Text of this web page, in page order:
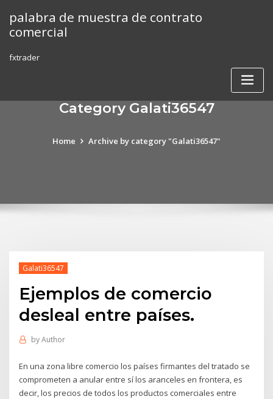
content
palabra de muestra de contrato
comercial
fxtrader
Category Galati36547
Home Archive by category "Galati36547"
Galati36547
Ejemplos de comercio
desleal entre países.
byAuthor
En una zona libre comercio los países firmantes del tratado se
comprometen a anular entre sí los aranceles en frontera, es
decir, los precios de todos los productos comerciales entre